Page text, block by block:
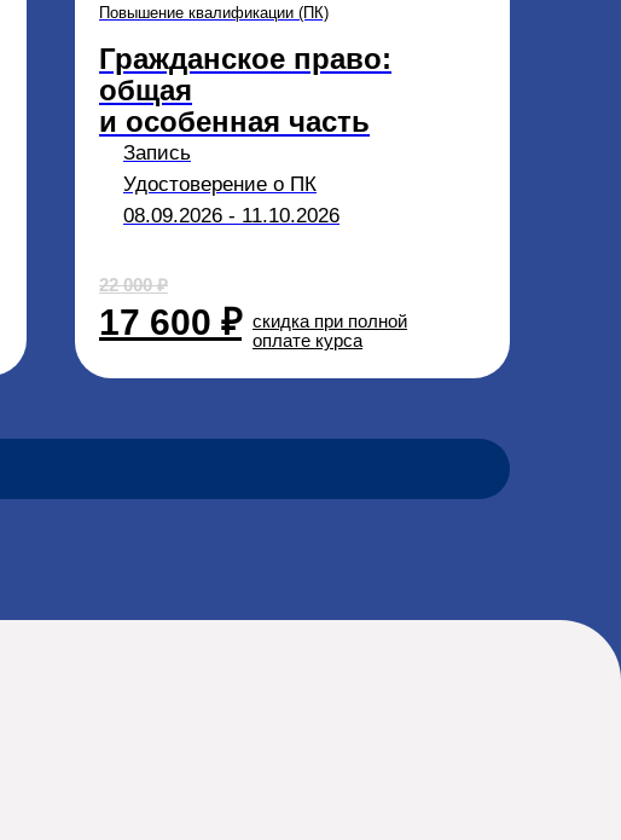
Гражданское право:
общая
и особенная часть
Запись
Удостоверение о ПК
08.09.2026 - 11.10.2026
17 600 ₽
Повышение квалификации (ПК)
22 000 ₽
скидка при полной
оплате курса